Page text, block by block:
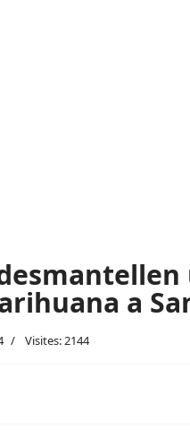
a
Visites: 2144